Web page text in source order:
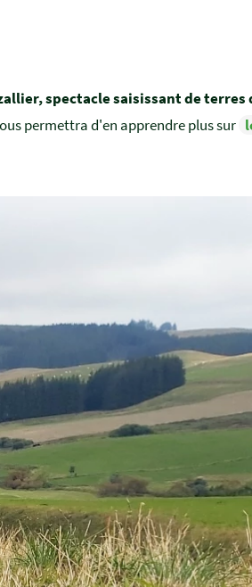
spectacle saisissant de
permettra d'en apprendre plus sur